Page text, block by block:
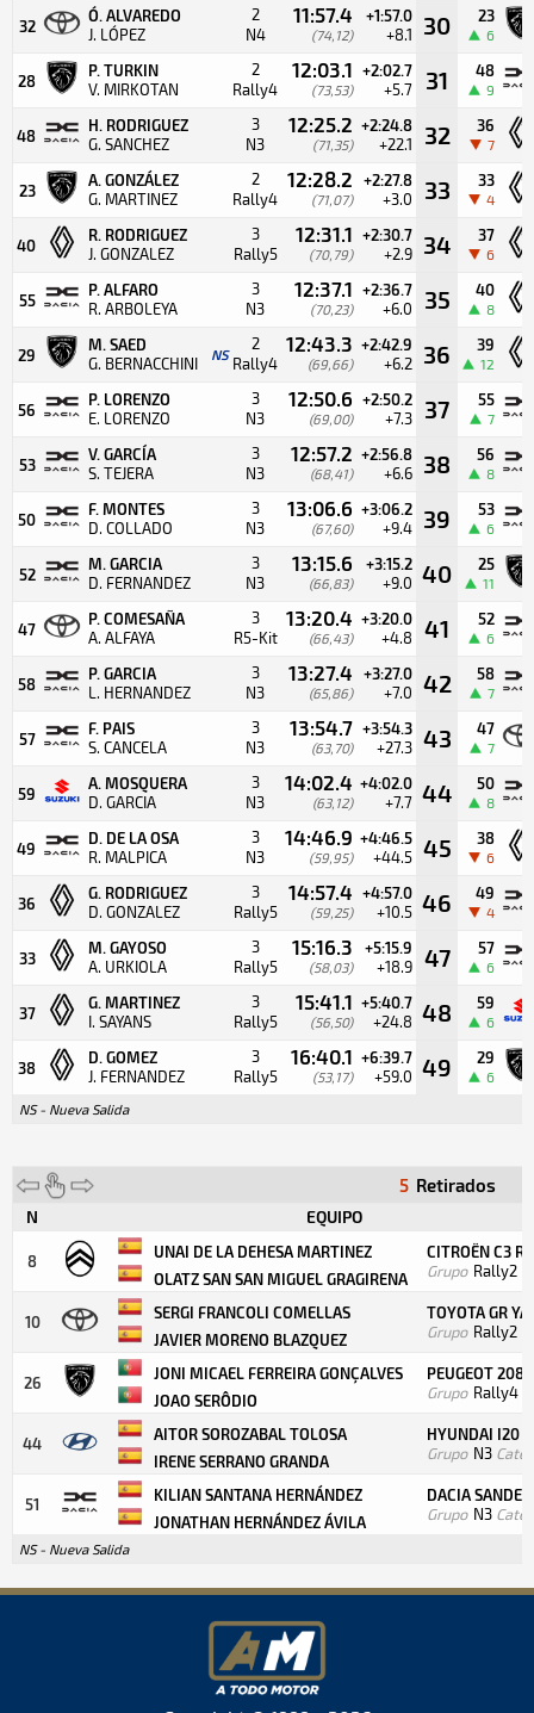
32
Ó. ALVAREDO
J. LÓPEZ
2
N4
11:57.4
(74,12)
+1:57.0
+8.1 30 23
6
28
P. TURKIN
V. MIRKOTAN
2
Rally4
12:03.1
(73,53)
+2:02.7
+5.7 31 48
9
48
H. RODRIGUEZ
G. SANCHEZ
3
N3
12:25.2
(71,35)
+2:24.8
+22.1 32 36
7
23
A. GONZÁLEZ
G. MARTINEZ
2
Rally4
12:28.2
(71,07)
+2:27.8
+3.0 33 33
4
40
R. RODRIGUEZ
J. GONZALEZ
3
Rally5
12:31.1
(70,79)
+2:30.7
+2.9 34 37
6
55
P. ALFARO
R. ARBOLEYA
3
N3
12:37.1
(70,23)
+2:36.7
+6.0 35 40
8
29
M. SAED
G. BERNACCHINI NS
2
Rally4
12:43.3
(69,66)
+2:42.9
+6.2 36 39
12
56
P. LORENZO
E. LORENZO
3
N3
12:50.6
(69,00)
+2:50.2
+7.3 37 55
7
53
V. GARCÍA
S. TEJERA
3
N3
12:57.2
(68,41)
+2:56.8
+6.6 38 56
8
50
F. MONTES
D. COLLADO
3
N3
13:06.6
(67,60)
+3:06.2
+9.4 39 53
6
52
M. GARCIA
D. FERNANDEZ
3
N3
13:15.6
(66,83)
+3:15.2
+9.0 40 25
11
47
P. COMESAÑA
A. ALFAYA
3
R5-Kit
13:20.4
(66,43)
+3:20.0
+4.8 41 52
6
58
P. GARCIA
L. HERNANDEZ
3
N3
13:27.4
(65,86)
+3:27.0
+7.0 42 58
7
57
F. PAIS
S. CANCELA
3
N3
13:54.7
(63,70)
+3:54.3
+27.3 43 47
7
59
A. MOSQUERA
D. GARCIA
3
N3
14:02.4
(63,12)
+4:02.0
+7.7 44 50
8
49
D. DE LA OSA
R. MALPICA
3
N3
14:46.9
(59,95)
+4:46.5
+44.5 45 38
6
36
G. RODRIGUEZ
D. GONZALEZ
3
Rally5
14:57.4
(59,25)
+4:57.0
+10.5 46 49
4
33
M. GAYOSO
A. URKIOLA
3
Rally5
15:16.3
(58,03)
+5:15.9
+18.9 47 57
6
37
G. MARTINEZ
I. SAYANS
3
Rally5
15:41.1
(56,50)
+5:40.7
+24.8 48 59
6
38
D. GOMEZ
J. FERNANDEZ
3
Rally5
16:40.1
(53,17)
+6:39.7
+59.0 49 29
6
NS - Nueva Salida
5 Retirados
N EQUIPO
8
UNAI DE LA DEHESA MARTINEZ
OLATZ SAN SAN MIGUEL GRAGIRENA
CITROËN C3
Grupo Rally2
10
SERGI FRANCOLI COMELLAS
JAVIER MORENO BLAZQUEZ
TOYOTA GR
Grupo Rally2
26
JONI MICAEL FERREIRA GONÇALVES
JOAO SERÔDIO
PEUGEOT 208
Grupo Rally4
44
AITOR SOROZABAL TOLOSA
IRENE SERRANO GRANDA
HYUNDAI I20
Grupo N3
51
KILIAN SANTANA HERNÁNDEZ
JONATHAN HERNÁNDEZ ÁVILA
DACIA
Grupo N3
NS - Nueva Salida